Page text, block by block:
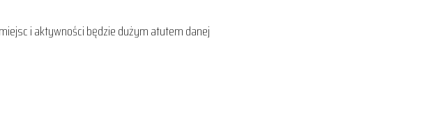
i aktywności będzie dużym atutem danej